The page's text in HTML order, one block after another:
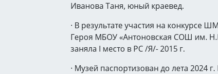
Иванова Таня, юный краевед.
· В результате участия на конкурсе
Героя МБОУ «Антоновская СОШ им.
заняла I место в РС /Я/- 2015 г.
· Музей паспортизован до лета 2024